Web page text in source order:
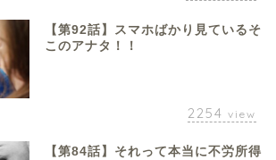
【第92話】スマホばかり見ているそ
このアナタ！！
2254 view
【第84話】それって本当に不労所得